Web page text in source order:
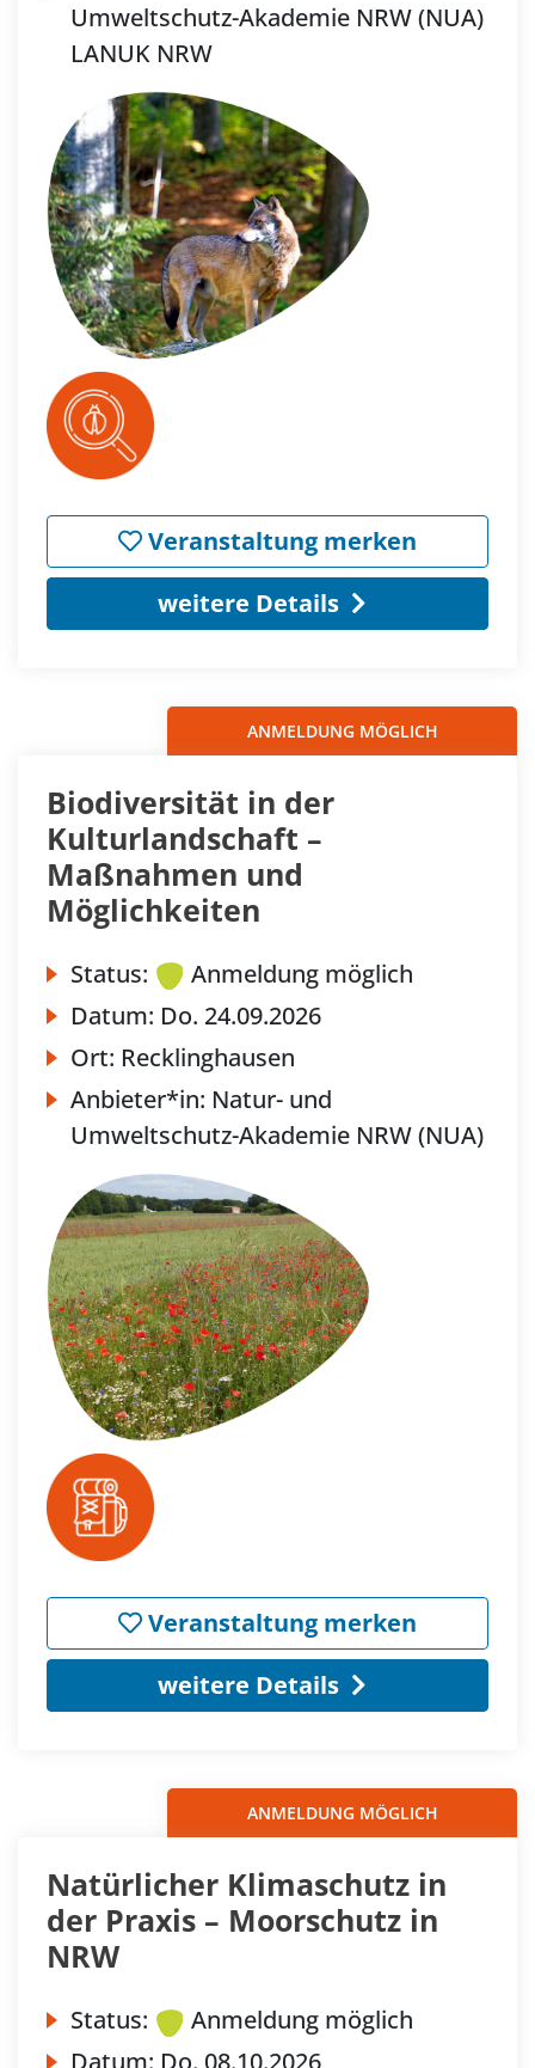
Umweltschutz-Akademie NRW (NUA)
LANUK NRW
Veranstaltung merken
weitere Details
ANMELDUNG MÖGLICH
Biodiversität in der
Kulturlandschaft –
Maßnahmen und
Möglichkeiten
Status:
Anmeldung möglich
Datum: Do. 24.09.2026
Ort: Recklinghausen
Anbieter*in: Natur- und
Umweltschutz-Akademie NRW (NUA)
Veranstaltung merken
weitere Details
ANMELDUNG MÖGLICH
Natürlicher Klimaschutz in
der Praxis – Moorschutz in
NRW
Status:
Anmeldung möglich